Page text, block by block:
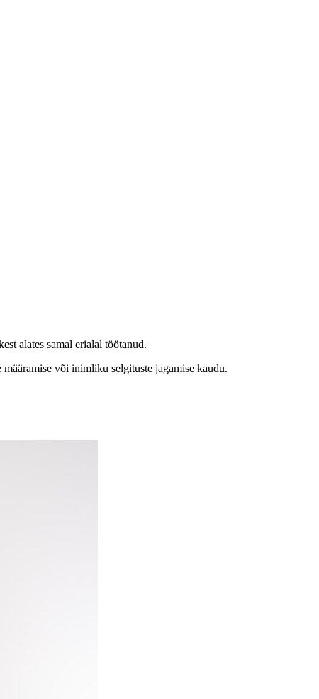
alates samal erialal töötanud.
või inimliku selgituste jagamise kaudu.